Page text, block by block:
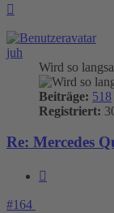
juh
Wird so
Beiträge: 518
Registriert:
Re: Mercedes
#164